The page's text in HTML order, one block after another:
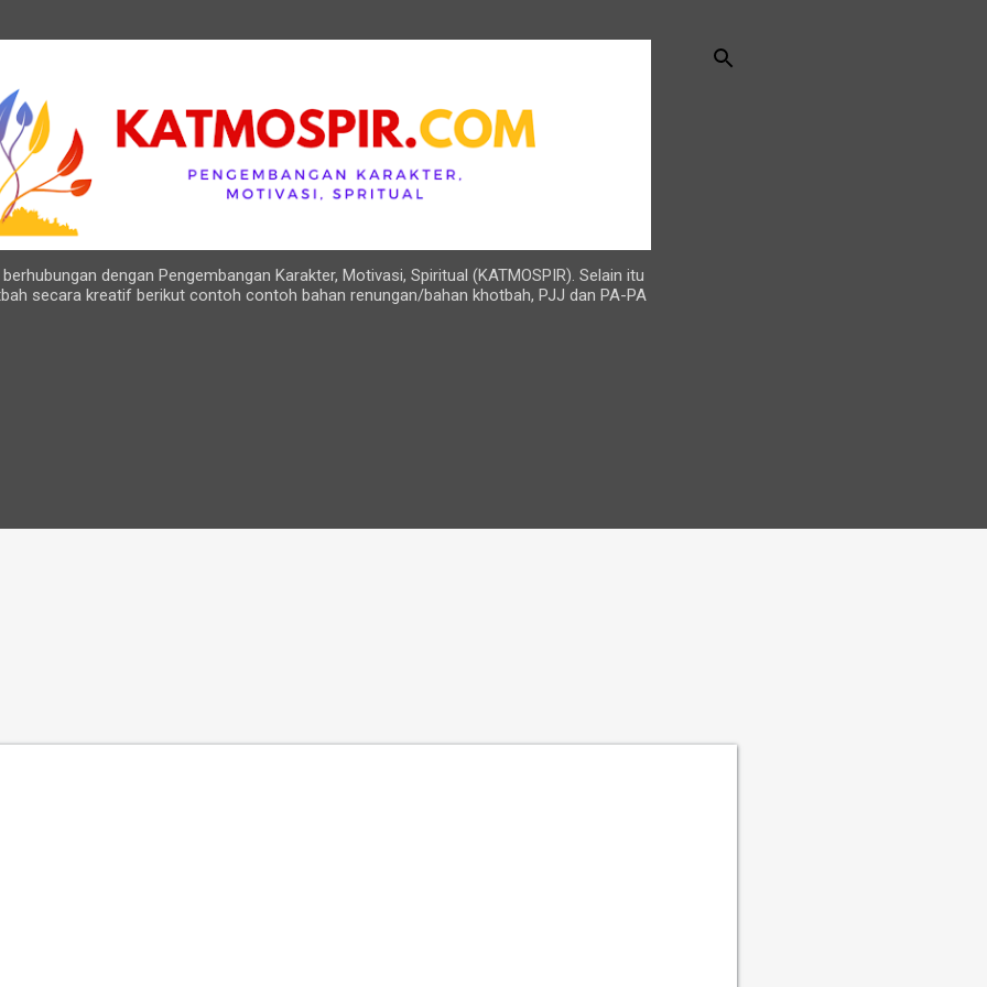
dengan Pengembangan Karakter, Motivasi, Spiritual (KATMOSPIR). Selain itu
secara kreatif berikut contoh contoh bahan renungan/bahan khotbah, PJJ dan PA-PA